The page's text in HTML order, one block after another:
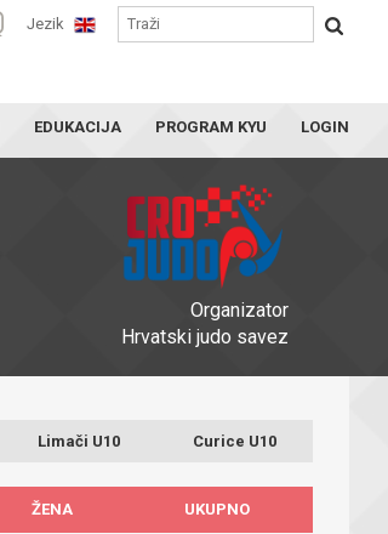
Jezik
EDUKACIJA PROGRAM KYU LOGIN
Organizator
Hrvatski judo savez
Limači U10 Curice U10
ŽENA UKUPNO